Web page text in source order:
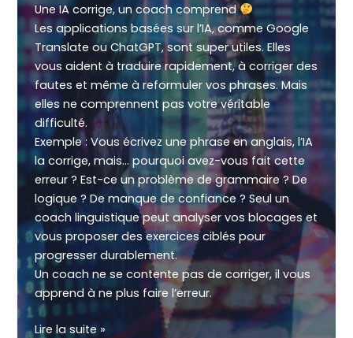
et
la
méthode
qui
change
tout
!
Une IA corrige, un coach comprend
Les applications basées sur l’IA, comme Google
Translate ou ChatGPT, sont super utiles. Elles
vous aident à traduire rapidement, à corriger des
fautes et même à reformuler vos phrases. Mais
elles ne comprennent pas votre véritable
difficulté.
Exemple : Vous écrivez une phrase en anglais, l’IA
la corrige, mais… pourquoi avez-vous fait cette
erreur ? Est-ce un problème de grammaire ? De
logique ? De manque de confiance ? Seul un
coach linguistique peut analyser vos blocages et
vous proposer des exercices ciblés pour
progresser durablement.
Un coach ne se contente pas de corriger, il vous
apprend à ne plus faire l’erreur.
Pourquoi
Lire la suite »